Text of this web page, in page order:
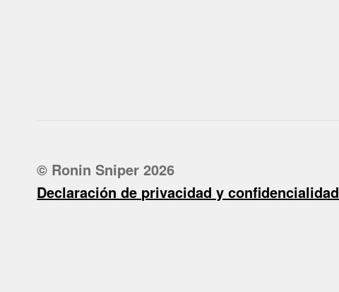
© Ronin Sniper 2026
Declaración de privacidad y confidencialidad